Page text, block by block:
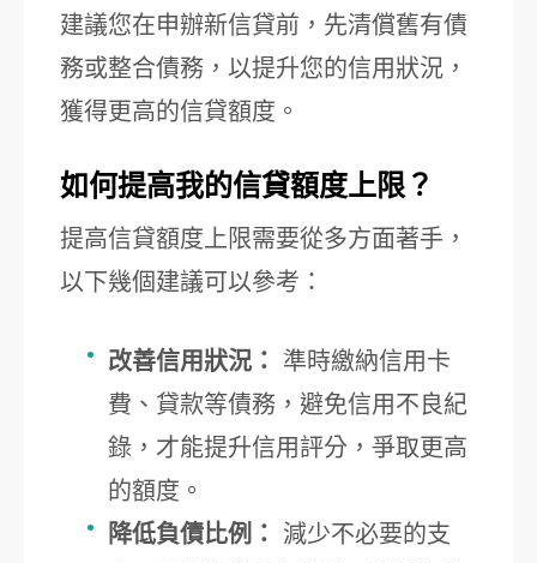
建議您在申辦新信貸前，先清償舊有債
務或整合債務，以提升您的信用狀況，
獲得更高的信貸額度。
如何提高我的信貸額度上限？
提高信貸額度上限需要從多方面著手，
以下幾個建議可以參考：
改善信用狀況：
準時繳納信用卡
費、貸款等債務，避免信用不良紀
錄，才能提升信用評分，爭取更高
的額度。
降低負債比例：
減少不必要的支